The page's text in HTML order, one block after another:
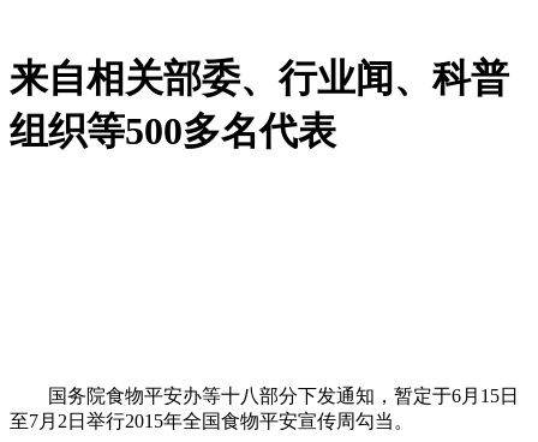
来自相关部委、行业闻、科普
组织等500多名代表
国务院食物平安办等十八部分下发通知，暂定于6月15日
至7月2日举行2015年全国食物平安宣传周勾当。